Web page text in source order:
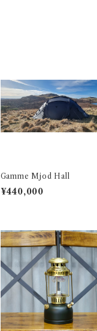
Gamme Mjod Hall
¥440,000